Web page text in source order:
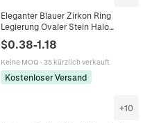
Eleganter Blauer Zirkon Ring
Legierung Ovaler Stein Halo
Vintage Luxus Schmuck Für Frauen
Hochzeit Verlobung
$0.38-1.18
Keine MOQ · 35 kürzlich verkauft
Kostenloser Versand
+10